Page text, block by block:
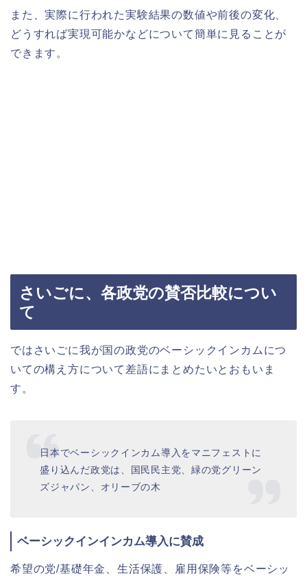
また、実際に行われた実験結果の数値や前後の変化、
どうすれば実現可能かなどについて簡単に見ることが
できます。
さいごに、各政党の賛否比較につい
て
ではさいごに我が国の政党のベーシックインカムにつ
いての構え方について差語にまとめたいとおもいま
す。
日本でベーシックインカム導入をマニフェストに
盛り込んだ政党は、国民民主党、緑の党グリーン
ズジャパン、オリーブの木
ベーシックインインカム導入に賛成
希望の党/基礎年金、生活保護、雇用保険等をベーシッ